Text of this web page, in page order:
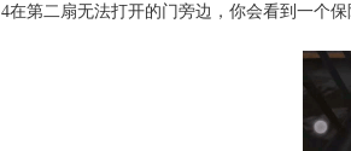
4在第二扇无法打开的门旁边，你会看到一个